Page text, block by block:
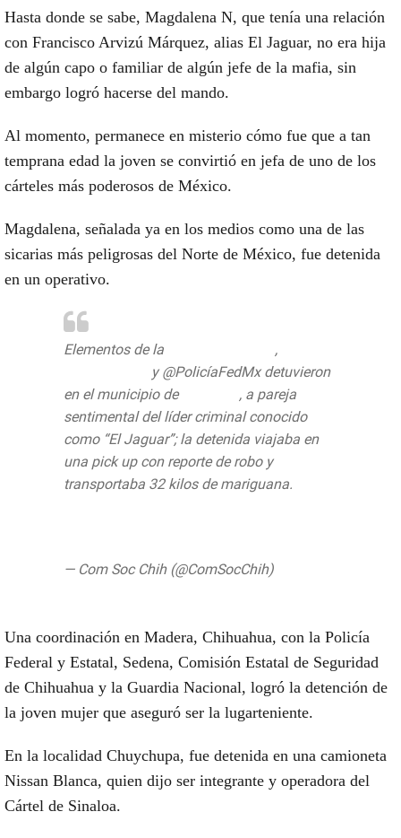
Hasta donde se sabe, Magdalena N, que tenía una relación
con Francisco Arvizú Márquez, alias El Jaguar, no era hija
de algún capo o familiar de algún jefe de la mafia, sin
embargo logró hacerse del mando.
Al momento, permanece en misterio cómo fue que a tan
temprana edad la joven se convirtió en jefa de uno de los
cárteles más poderosos de México.
Magdalena, señalada ya en los medios como una de las
sicarias más peligrosas del Norte de México, fue detenida
en un operativo.
Elementos de la
,
y @PolicíaFedMx detuvieron
en el municipio de
, a pareja
sentimental del líder criminal conocido
como “El Jaguar”; la detenida viajaba en
una pick up con reporte de robo y
transportaba 32 kilos de mariguana.
— Com Soc Chih (@ComSocChih)
Una coordinación en Madera, Chihuahua, con la Policía
Federal y Estatal, Sedena, Comisión Estatal de Seguridad
de Chihuahua y la Guardia Nacional, logró la detención de
la joven mujer que aseguró ser la lugarteniente.
En la localidad Chuychupa, fue detenida en una camioneta
Nissan Blanca, quien dijo ser integrante y operadora del
Cártel de Sinaloa.